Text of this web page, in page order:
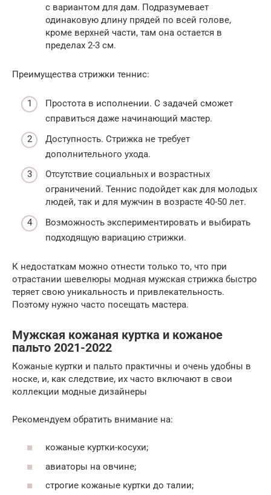
с вариантом для дам. Подразумевает
одинаковую длину прядей по всей голове,
кроме верхней части, там она остается в
пределах 2-3 см.
Преимущества стрижки теннис:
Простота в исполнении. С задачей сможет
справиться даже начинающий мастер.
Доступность. Стрижка не требует
дополнительного ухода.
Отсутствие социальных и возрастных
ограничений. Теннис подойдет как для молодых
людей, так и для мужчин в возрасте 40-50 лет.
Возможность экспериментировать и выбирать
подходящую вариацию стрижки.
К недостаткам можно отнести только то, что при
отрастании шевелюры модная мужская стрижка быстро
теряет свою уникальность и привлекательность.
Поэтому нужно часто посещать мастера.
Мужская кожаная куртка и кожаное
пальто 2021-2022
Кожаные куртки и пальто практичны и очень удобны в
носке, и, как следствие, их часто включают в свои
коллекции модные дизайнеры
Рекомендуем обратить внимание на:
кожаные куртки-косухи;
авиаторы на овчине;
строгие кожаные куртки до талии;